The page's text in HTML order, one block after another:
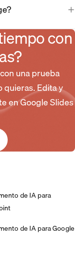
con
una prueba
quieras. Edita y
en Google Slides
de IA para
de IA para Google